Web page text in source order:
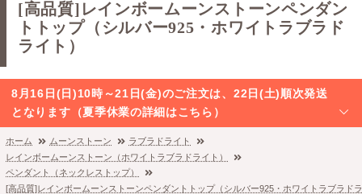
[高品質]レインボームーンストーンペンダン
トトップ（シルバー925・ホワイトラブラド
ライト）
8月16日(日)10時～21日(金)のご注文は、22日(土)順次発送
となります（夏季休業の詳細はこちら）
ホーム ムーンストーン
ラブラドライト
レインボームーンストーン（ホワイトラブラドライト）
ペンダント（ネックレストップ）
[高品質]レインボームーンストーンペンダントトップ（シルバー925・ホワイトラブラド